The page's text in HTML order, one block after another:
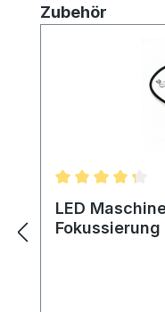
Produktgalerie
Zubehör
LED
Fokussierung